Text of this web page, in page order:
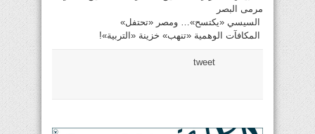
مرمى البصر
السيسي «يكتسح»… ومصر «تحتفل»
المكافآت الوهمية «تنهب» خزينة «التربية»!
tweet